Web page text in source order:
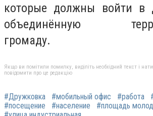
которые должны войти в
объединённую
громаду.
Якщо ви помітили помилку, виділіть необхідний текст і
повідомити про це редакцію
#Дружковка #мобильный офис #работа
#посещение
#население
#площадь